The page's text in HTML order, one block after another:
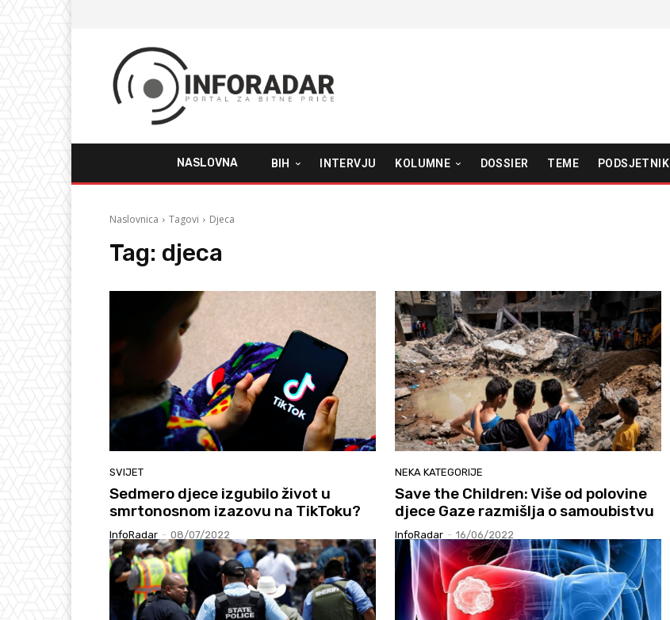
NASLOVNA BIH INTERVJU KOLUMNE DOSSIER TEME PODSJETNIK
Naslovnica Tagovi Djeca
Tag: djeca
SVIJET
Sedmero djece izgubilo život u
smrtonosnom izazovu na TikToku?
InfoRadar - 08/07/2022
NEKA KATEGORIJE
Save the Children: Više od polovine
djece Gaze razmišlja o samoubistvu
InfoRadar - 16/06/2022